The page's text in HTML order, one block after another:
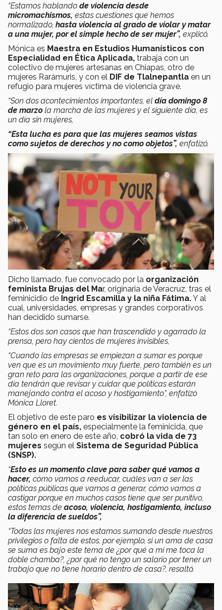
“Estamos hablando de violencia desde
micromachismos, estas cuestiones que hemos
normalizado, hasta violencia al grado de violar y matar
a una mujer, por el simple hecho de ser mujer”, explicó.
Mónica es Maestra en Estudios Humanísticos con
Especialidad en Ética Aplicada, trabaja con un
colectivo de mujeres artesanas en Chiapas, otro de
mujeres Rarámuris, y con el DIF de Tlalnepantla en un
refugio para mujeres víctima de violencia grave.
“Son dos acontecimientos importantes, el día domingo 8
de marzo la marcha de las mujeres y el siguiente día, es
un día sin mujeres,
“Esta lucha es para que las mujeres seamos vistas
como sujetos de derechos y no como objetos”, enfatizó.
Dicho llamado, fue convocado por la organización
feminista Brujas del Mar, originaria de Veracruz, tras el
feminicidio de Ingrid Escamilla y la niña Fátima.Y al
cual, universidades, empresas y grandes corporativos
han decidido sumarse.
“Estos dos son casos que han trascendido y agarrado la
prensa, pero hay cientos de mujeres invisibles,
“Cuando las empresas se empiezan a sumar es porque
ven que es un movimiento muy fuerte, pero también es un
gran reto para las organizaciones, porque a partir de ese
día tendrán que revisar y cuidar que políticas estarán
manejando contra el acoso y hostigamiento”, enfatizó
Mónica Lloret.
El objetivo de este paro es visibilizar la violencia de
género en el país, especialmente la feminicida, que
tan solo en enero de este año, cobró la vida de 73
mujeres según el Sistema de Seguridad Pública
(SNSP).
“Esto es un momento clave para saber qué vamos a
hacer, cómo vamos a reeducar, cuáles van a ser las
políticas públicas que vamos a generar, cómo vamos a
castigar porque en muchos casos tiene que ser punitivo,
estos temas de acoso, violencia, hostigamiento, incluso
la diferencia de sueldos”,
“Todas las mujeres nos estamos sumando desde nuestros
privilegios o falta de estos, por ejemplo, si un ama de casa
se suma es bajo este tema de ¿por qué a mí me toca la
doble chamba?, ¿por qué no tengo un salario por tener un
trabajo que no tiene horario dentro de casa?, resaltó.